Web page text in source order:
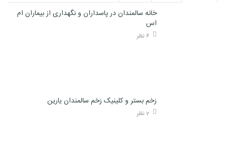
خانه سالمندان در پاسداران و نگهداری از بیماران ام
اس
6 نظر
زخم بستر و کلینیک زخم سالمندان یارین
2 نظر